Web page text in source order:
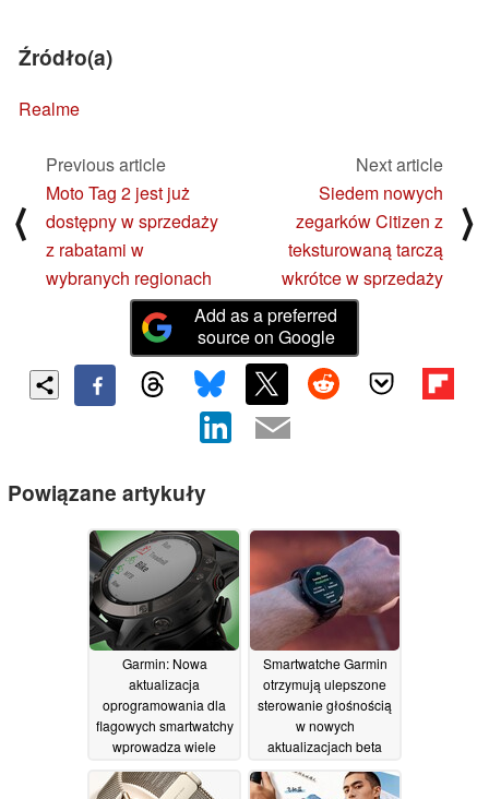
Źródło(a)
Realme
⟨
Previous article
Moto Tag 2 jest już
dostępny w sprzedaży
z rabatami w
wybranych regionach
Next article
Siedem nowych
zegarków Citizen z
teksturowaną tarczą
wkrótce w sprzedaży
⟩
Add as a preferred
source on Google
Powiązane artykuły
Garmin: Nowa
aktualizacja
oprogramowania dla
flagowych smartwatchy
wprowadza wiele
poprawek błędów i
ulepszeń20/05/2026
Smartwatche Garmin
otrzymują ulepszone
sterowanie głośnością
w nowych
aktualizacjach beta
19/05/2026